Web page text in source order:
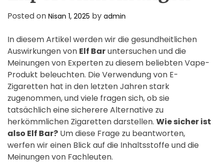
Posted on Nisan 1, 2025 by admin
In diesem Artikel werden wir die gesundheitlichen
Auswirkungen von Elf Baruntersuchen und die
Meinungen von Experten zu diesem beliebten Vape-
Produkt beleuchten. Die Verwendung von E-
Zigaretten hat in den letzten Jahren stark
zugenommen, und viele fragen sich, ob sie
tatsächlich eine sicherere Alternative zu
herkömmlichen Zigaretten darstellen. Wie sicher ist
also Elf Bar? Um diese Frage zu beantworten,
werfen wir einen Blick auf die Inhaltsstoffe und die
Meinungen von Fachleuten.